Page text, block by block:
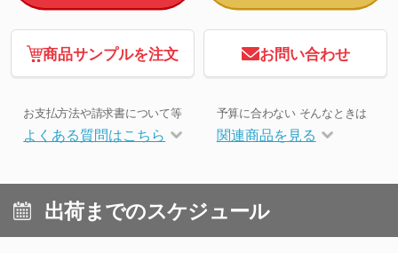
商品サンプルを注文 お問い合わせ
お支払方法や請求書について等
よくある質問はこちら
予算に合わない そんなときは
関連商品を見る
出荷までのスケジュール